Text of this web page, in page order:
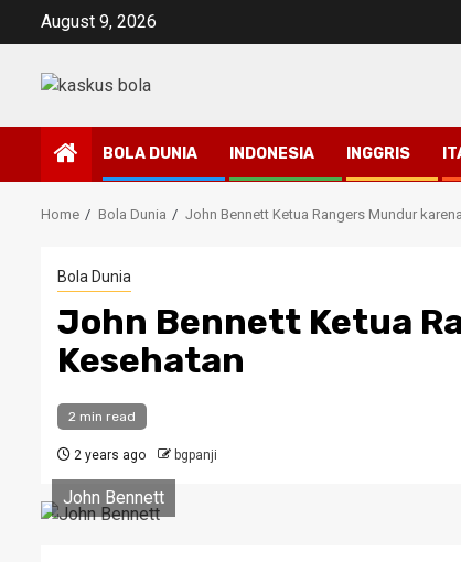
August 9, 2026
BOLA DUNIA INDONESIA INGGRIS
Home Bola Dunia John Bennett Ketua Rangers Mundur
Bola Dunia
John Bennett Ketua
Kesehatan
2 min read
2 years ago bgpanji
John Bennett